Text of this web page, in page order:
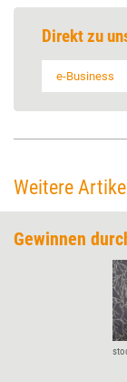
Direkt zu
e-Business
Weitere
Gewinnen